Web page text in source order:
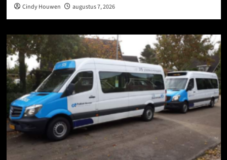
Cindy Houwen augustus 7, 2026